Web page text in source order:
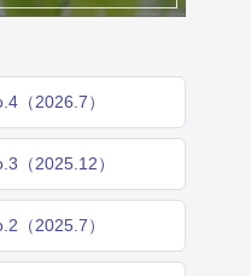
（2026.7）
（2025.12）
（2025.7）